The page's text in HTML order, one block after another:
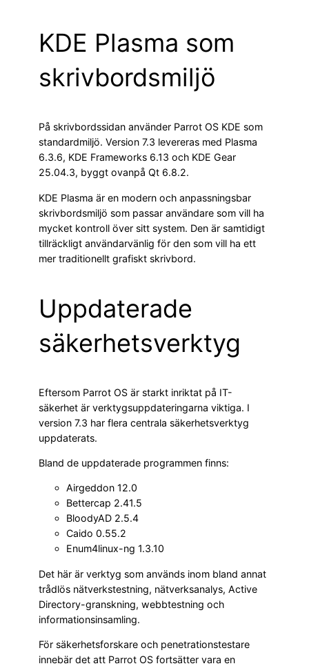
KDE Plasma som
skrivbordsmiljö
På skrivbordssidan använder Parrot OS KDE som
standardmiljö. Version 7.3 levereras med Plasma
6.3.6, KDE Frameworks 6.13 och KDE Gear
25.04.3, byggt ovanpå Qt 6.8.2.
KDE Plasma är en modern och anpassningsbar
skrivbordsmiljö som passar användare som vill ha
mycket kontroll över sitt system. Den är samtidigt
tillräckligt användarvänlig för den som vill ha ett
mer traditionellt grafiskt skrivbord.
Uppdaterade
säkerhetsverktyg
Eftersom Parrot OS är starkt inriktat på IT-
säkerhet är verktygsuppdateringarna viktiga. I
version 7.3 har flera centrala säkerhetsverktyg
uppdaterats.
Bland de uppdaterade programmen finns:
Airgeddon 12.0
Bettercap 2.41.5
BloodyAD 2.5.4
Caido 0.55.2
Enum4linux-ng 1.3.10
Det här är verktyg som används inom bland annat
trådlös nätverkstestning, nätverksanalys, Active
Directory-granskning, webbtestning och
informationsinsamling.
För säkerhetsforskare och penetrationstestare
innebär det att Parrot OS fortsätter vara en